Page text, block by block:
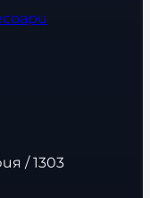
/ 1303